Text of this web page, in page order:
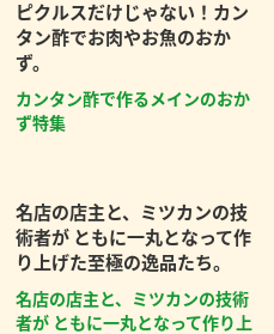
ピクルスだけじゃない！カン
タン酢でお肉やお魚のおか
ず。
カンタン酢で作るメインのおか
ず特集
名店の店主と、ミツカンの技
術者が ともに一丸となって作
り上げた至極の逸品たち。
名店の店主と、ミツカンの技術
者が ともに一丸となって作り上